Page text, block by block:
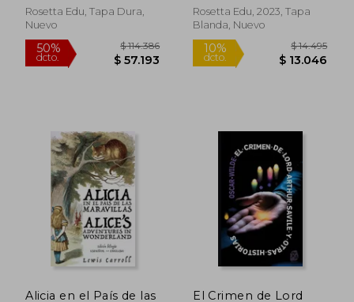
Rosetta Edu, Tapa Dura,
Nuevo
Rosetta Edu, 2023, Tapa
Blanda, Nuevo
Alicia en el País de las
El Crimen de Lord